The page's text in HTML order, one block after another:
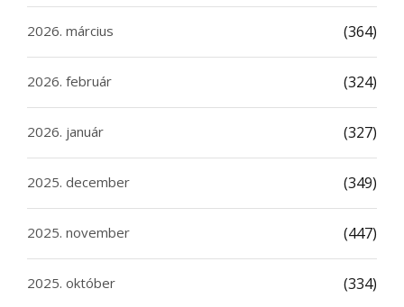
2026. március (364)
2026. február (324)
2026. január (327)
2025. december (349)
2025. november (447)
2025. október (334)